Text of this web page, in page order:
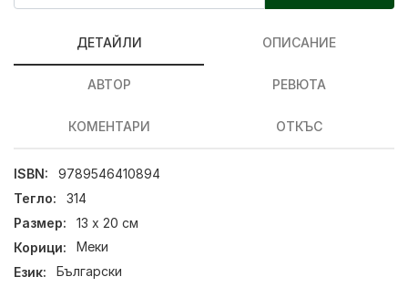
ДЕТАЙЛИ ОПИСАНИЕ
АВТОР РЕВЮТА
КОМЕНТАРИ ОТКЪС
ISBN:
9789546410894
Тегло:
314
Размер:
13 х 20 см
Корици:
Меки
Език:
Български